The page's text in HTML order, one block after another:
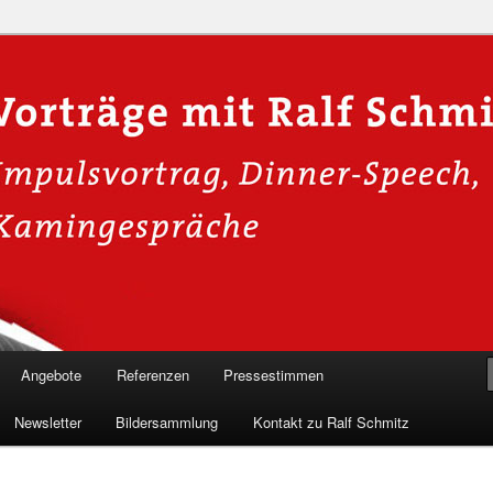
für Hackervorträge &
in die Welt der Cybersicherheit mit Ralf Schmitz. Erleben Sie Live-
& schützen Sie sich effektiv.
Angebote Referenzen Pressestimmen
Newsletter Bildersammlung Kontakt zu Ralf Schmitz